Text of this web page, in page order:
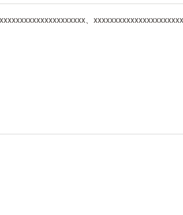
、